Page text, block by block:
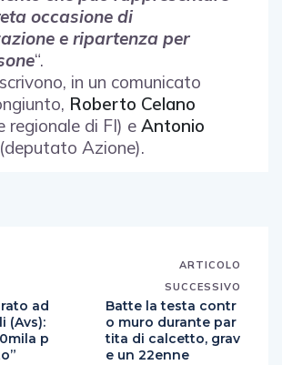
occasione di
e ripartenza per
“.
in un comunicato
Roberto Celano
regionale di FI) e Antonio
(deputato Azione).
ad
(Avs):
p
ARTICOLO
SUCCESSIVO
Batte la testa contr
o muro durante par
tita di calcetto, grav
e un 22enne